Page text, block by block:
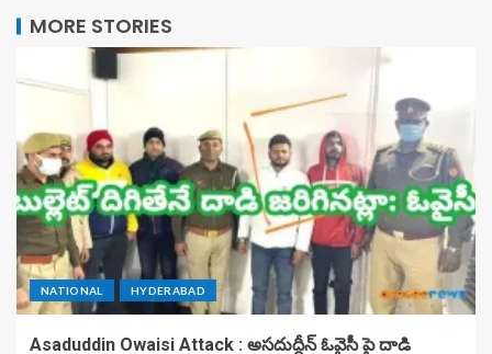
MORE STORIES
NATIONAL HYDERABAD
Asaduddin Owaisi Attack : అసదుద్దీన్ ఓవైసీ పై దాడి